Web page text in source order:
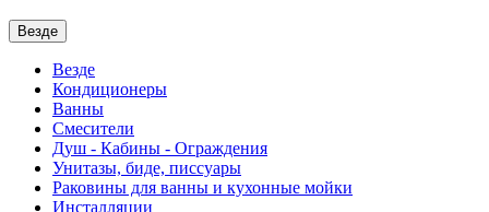
Везде
Везде
Кондиционеры
Ванны
Смесители
Душ - Кабины - Ограждения
Унитазы, биде, писсуары
Раковины для ванны и кухонные мойки
Инсталляции